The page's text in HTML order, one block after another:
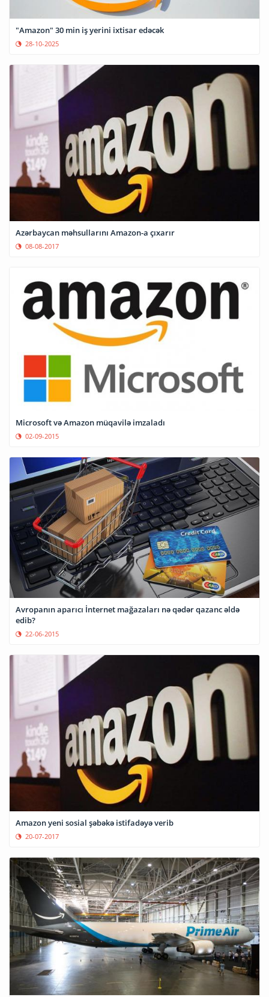
"Amazon" 30 min iş yerini ixtisar edəcək
28-10-2025
Azərbaycan məhsullarını Amazon-a çıxarır
08-08-2017
Microsoft və Amazon müqavilə imzaladı
02-09-2015
Avropanın aparıcı İnternet mağazaları nə qədər qazanc əldə
edib?
22-06-2015
Amazon yeni sosial şəbəkə istifadəyə verib
20-07-2017